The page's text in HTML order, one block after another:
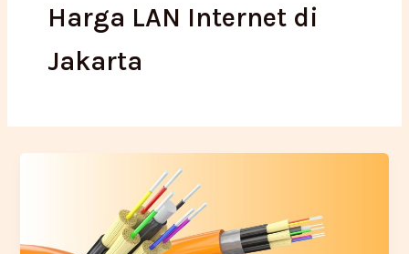
Harga LAN Internet di
Jakarta